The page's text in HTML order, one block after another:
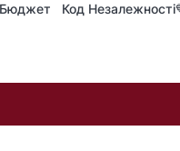
Бюджет
Код